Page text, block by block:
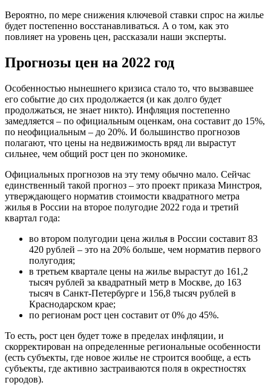
Вероятно, по мере снижения ключевой ставки спрос на жилье
будет постепенно восстанавливаться. А о том, как это
повлияет на уровень цен, рассказали наши эксперты.
Прогнозы цен на 2022 год
Особенностью нынешнего кризиса стало то, что вызвавшее
его событие до сих продолжается (и как долго будет
продолжаться, не знает никто). Инфляция постепенно
замедляется – по официальным оценкам, она составит до 15%,
по неофициальным – до 20%. И большинство прогнозов
полагают, что цены на недвижимость вряд ли вырастут
сильнее, чем общий рост цен по экономике.
Официальных прогнозов на эту тему обычно мало. Сейчас
единственный такой прогноз – это проект приказа Минстроя,
утверждающего норматив стоимости квадратного метра
жилья в России на второе полугодие 2022 года и третий
квартал года:
во втором полугодии цена жилья в России составит 83
420 рублей – это на 20% больше, чем норматив первого
полугодия;
в третьем квартале цены на жилье вырастут до 161,2
тысяч рублей за квадратный метр в Москве, до 163
тысяч в Санкт-Петербурге и 156,8 тысяч рублей в
Краснодарском крае;
по регионам рост цен составит от 0% до 45%.
То есть, рост цен будет тоже в пределах инфляции, и
скорректирован на определенные региональные особенности
(есть субъекты, где новое жилье не строится вообще, а есть
субъекты, где активно застраиваются поля в окрестностях
городов).